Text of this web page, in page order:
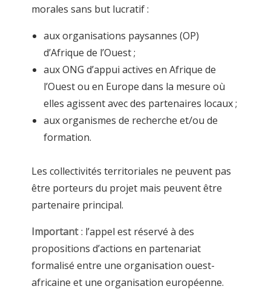
morales sans but lucratif :
aux organisations paysannes (OP)
d’Afrique de l’Ouest ;
aux ONG d’appui actives en Afrique de
l’Ouest ou en Europe dans la mesure où
elles agissent avec des partenaires locaux ;
aux organismes de recherche et/ou de
formation.
Les collectivités territoriales ne peuvent pas
être porteurs du projet mais peuvent être
partenaire principal.
Important: l’appel est réservé à des
propositions d’actions en partenariat
formalisé entre une organisation ouest-
africaine et une organisation européenne.